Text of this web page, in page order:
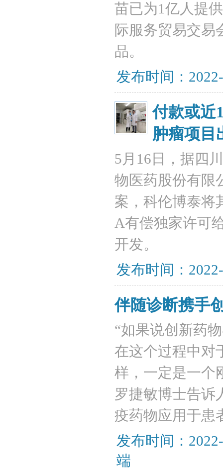
苗已为1亿人提
际服务贸易交易
品。
发布时间：
付款或近
肿瘤项目
5月16日，据四
物医药股份有限
案，科伦博泰将
A有偿独家许可
开发。
发布时间：
伴随诊断携手
“如果说创新药
在这个过程中对
样，一定是一个
罗捷敏博士告诉
疫药物应用于患
发布时间：
端